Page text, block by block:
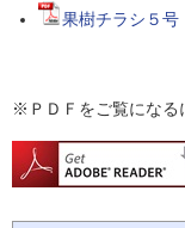
果樹チラシ５号
※ＰＤＦをご覧になる